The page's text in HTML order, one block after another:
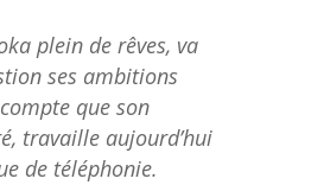
plein de rêves, va
ses ambitions
que son
travaille aujourd’hui
de téléphonie.